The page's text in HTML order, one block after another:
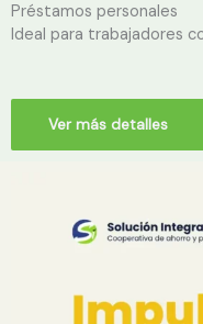
Préstamos personales
Ideal para trabajadores
Ver más detalles